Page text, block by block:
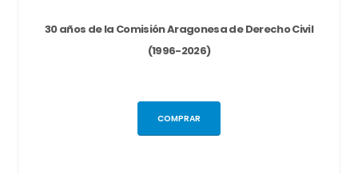
30 años de la Comisión Aragonesa de Derecho Civil
(1996-2026)
COMPRAR